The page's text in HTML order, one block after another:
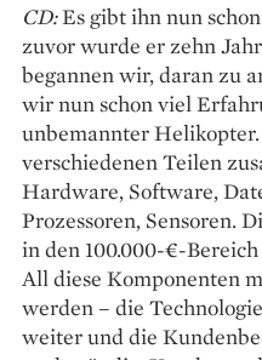
CD:Es gibt ihn nun
zuvor wurde er zehn
begannen wir, daran zu
wir nun schon viel
unbemannter
verschiedenen Teilen
Hardware, Software,
Prozessoren, Sensoren.
in den 100.000-€-­
All diese Komponenten
werden – die
weiter und die